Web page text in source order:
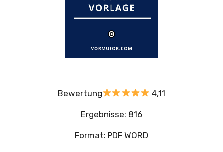
Bewertung 4,11
Ergebnisse: 816
Format: PDF WORD